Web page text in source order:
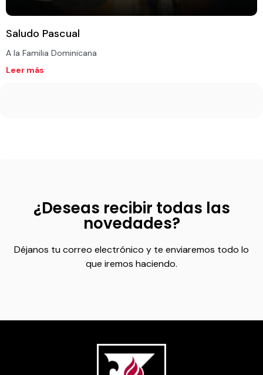
Saludo Pascual
A la Familia Dominicana
Leer más
¿Deseas recibir todas las
novedades?
Déjanos tu correo electrónico y te enviaremos todo lo
que iremos haciendo.